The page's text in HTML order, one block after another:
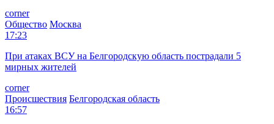
corner
Общество Москва
17:23
При атаках ВСУ на Белгородскую область пострадали 5
мирных жителей
corner
Происшествия Белгородская область
16:57